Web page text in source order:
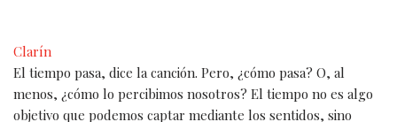
Clarín
El tiempo pasa, dice la canción. Pero, ¿cómo pasa? O, al
menos, ¿cómo lo percibimos nosotros? El tiempo no es algo
objetivo que podemos captar mediante los sentidos, sino